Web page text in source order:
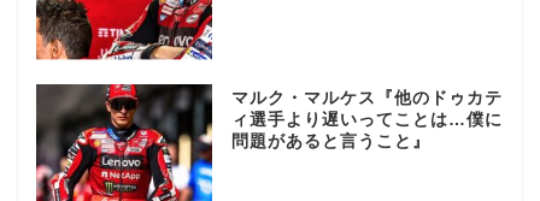
マルク・マルケス『他のドゥカテ
ィ選手より遅いってことは…僕に
問題があると言うこと』